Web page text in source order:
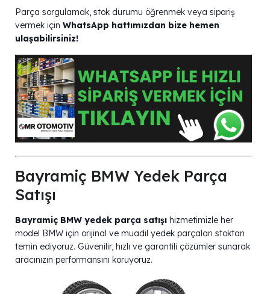
Parça sorgulamak, stok durumu öğrenmek veya sipariş
vermek için WhatsApp hattımızdan bize hemen
ulaşabilirsiniz!
Bayramiç BMW Yedek Parça
Satışı
Bayramiç BMW yedek parça satışı hizmetimizle her
model BMW için orijinal ve muadil yedek parçaları stoktan
temin ediyoruz. Güvenilir, hızlı ve garantili çözümler sunarak
aracınızın performansını koruyoruz.